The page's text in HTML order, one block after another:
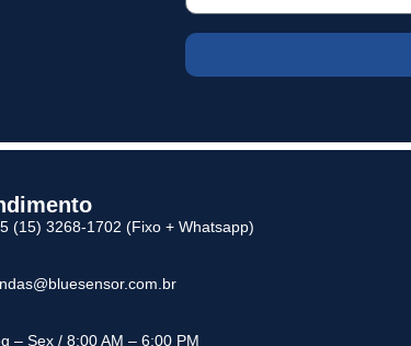
(15) 3268-1702 (Fixo + Whatsapp)
– Sex / 8:00 AM – 6:00 PM